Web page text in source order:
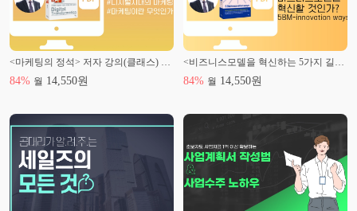
<마케팅의 정석> 저자 강의(클래스) + 강의교안(PDF) 2종 세트
84% 월 14,550원
<비즈니스모델을 혁신하는 5가지 길> 저자 강의(클래스) + 강의교안(PDF)
84% 월 14,550원